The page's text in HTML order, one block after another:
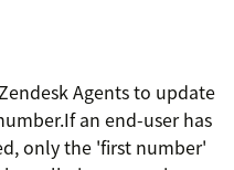
Agents to update
an end-user has
only the 'first number'